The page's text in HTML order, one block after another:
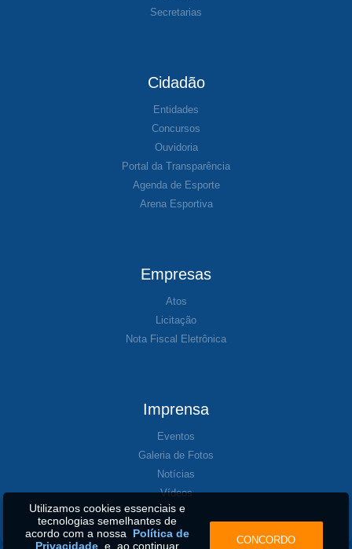
Secretarias
Cidadão
Entidades
Concursos
Ouvidoria
Portal da Transparência
Agenda de Esporte
Arena Esportiva
Empresas
Atos
Licitação
Nota Fiscal Eletrônica
Imprensa
Eventos
Galeria de Fotos
Notícias
Vídeos
Utilizamos cookies essenciais e
tecnologias semelhantes de
acordo com a nossa Política de
Privacidadee, ao continuar CONCORDO